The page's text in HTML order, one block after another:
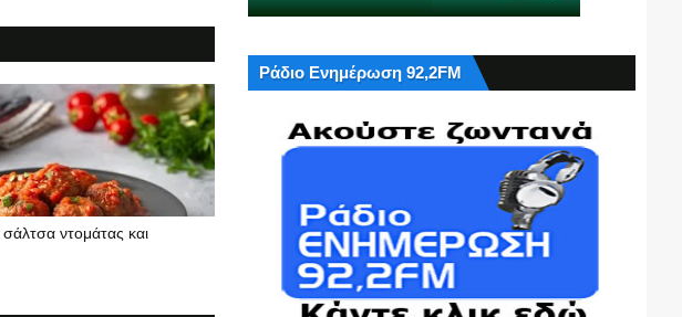
σάλτσα ντομάτας και
Ράδιο Ενημέρωση 92,2FM